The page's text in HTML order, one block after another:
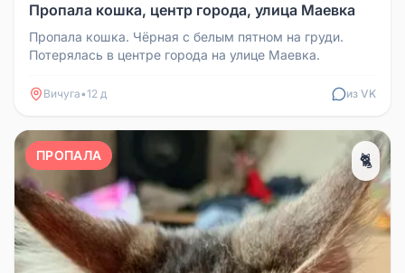
Пропала кошка, центр города, улица Маевка
Пропала кошка. Чёрная с белым пятном на груди.
Потерялась в центре города на улице Маевка.
Вичуга•12 д из VK
ПРОПАЛА 🐈